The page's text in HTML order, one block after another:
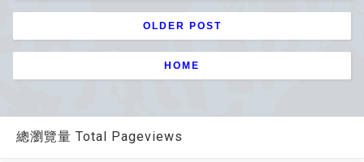
OLDER POST
HOME
總瀏覽量 Total Pageviews